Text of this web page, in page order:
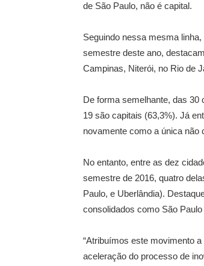
de São Paulo, não é capital.
Seguindo nessa mesma
semestre deste ano,
Campinas, Niterói, no Rio de
De forma semelhante, das
19 são capitais (63,3%). Já
novamente como a única não
No entanto, entre as dez
semestre de 2016, quatro
Paulo, e Uberlândia).
consolidados como São
“Atribuímos este movimento
aceleração do processo de